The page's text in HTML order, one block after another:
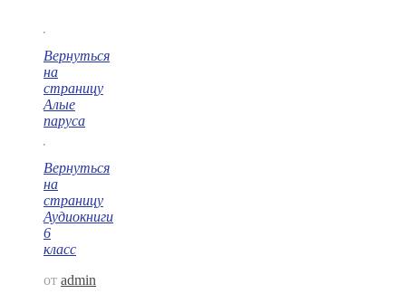
Вернуться
на
страницу
Алые
паруса
Вернуться
на
страницу
Аудиокниги
6
класс
от admin